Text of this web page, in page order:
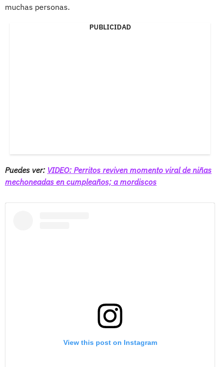
muchas personas.
PUBLICIDAD
Puedes ver: VIDEO: Perritos reviven momento viral de niñas
mechoneadas en cumpleaños; a mordiscos
View this post on Instagram